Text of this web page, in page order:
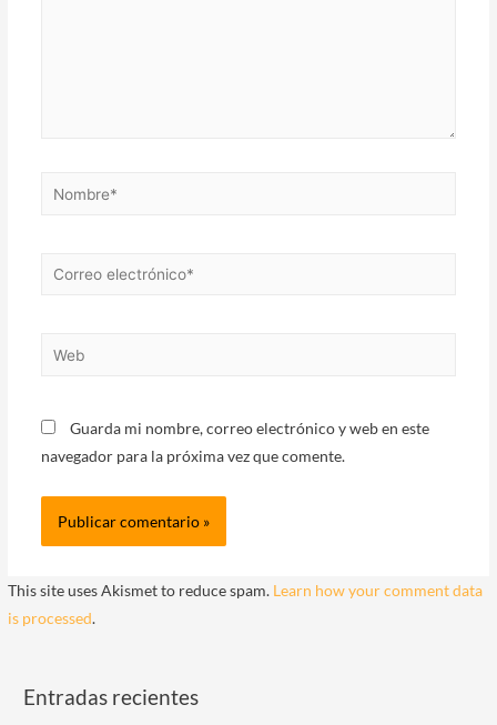
Nombre*
Correo
Web
Guarda mi nombre, correo electrónico y web en este
navegador para la próxima vez que comente.
This site uses Akismet to reduce spam. Learn how your comment data
is processed.
Entradas recientes